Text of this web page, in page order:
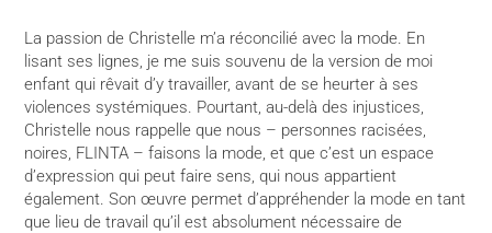
La passion de Christelle m’a réconcilié avec la mode. En
lisant ses lignes, je me suis souvenu de la version de moi
enfant qui rêvait d’y travailler, avant de se heurter à ses
violences systémiques. Pourtant, au-delà des injustices,
Christelle nous rappelle que nous – personnes racisées,
noires, FLINTA – faisons la mode, et que c’est un espace
d’expression qui peut faire sens, qui nous appartient
également. Son œuvre permet d’appréhender la mode en tant
que lieu de travail qu’il est absolument nécessaire de